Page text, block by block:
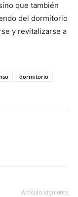
que también
del dormitorio
y revitalizarse a
dormitorio
Artículo siguiente